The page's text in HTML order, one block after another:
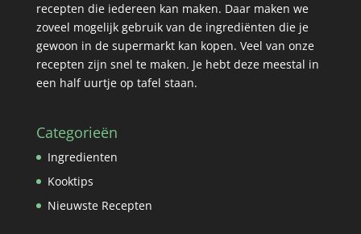
recepten die iedereen kan maken. Daar maken we
zoveel mogelijk gebruik van de ingrediënten die je
gewoon in de supermarkt kan kopen. Veel van onze
recepten zijn snel te maken. Je hebt deze meestal in
een half uurtje op tafel staan.
Categorieën
Ingredienten
Kooktips
Nieuwste Recepten